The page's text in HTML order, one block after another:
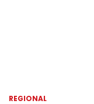
REGIONAL